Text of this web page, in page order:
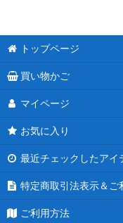
餌 トップページ
買い物かご
マイページ
お気に入り
最近チェックしたアイ
特定商取引法表示＆ご
ご利用方法